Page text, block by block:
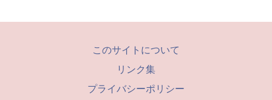
このサイトについて
リンク集
プライバシーポリシー